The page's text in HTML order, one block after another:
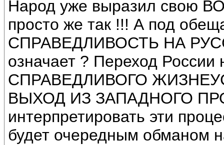
Народ уже выразил свою
просто же так !!! А под
СПРАВЕДЛИВОСТЬ НА
означает ? Переход
СПРАВЕДЛИВОГО
ВЫХОД ИЗ ЗАПАДНОГО
интерпретировать эти
будет очередным обманом